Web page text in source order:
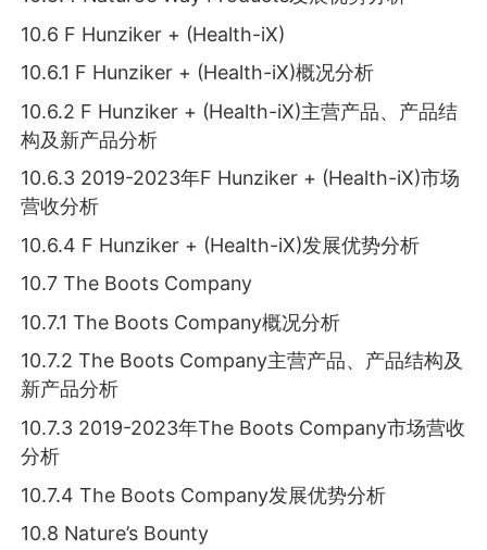
10.6 F Hunziker + (Health-iX)
10.6.1 F Hunziker + (Health-iX)概况分析
10.6.2 F Hunziker + (Health-iX)主营产品、产品结
构及新产品分析
10.6.3 2019-2023年F Hunziker + (Health-iX)市场
营收分析
10.6.4 F Hunziker + (Health-iX)发展优势分析
10.7 The Boots Company
10.7.1 The Boots Company概况分析
10.7.2 The Boots Company主营产品、产品结构及
新产品分析
10.7.3 2019-2023年The Boots Company市场营收
分析
10.7.4 The Boots Company发展优势分析
10.8 Nature’s Bounty